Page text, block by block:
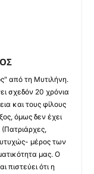
από τη Μυτιλήνη.
σχεδόν 20 χρόνια
και τους φίλους
όμως δεν έχει
μέρος των
μας. Ο
πιστεύει ότι η